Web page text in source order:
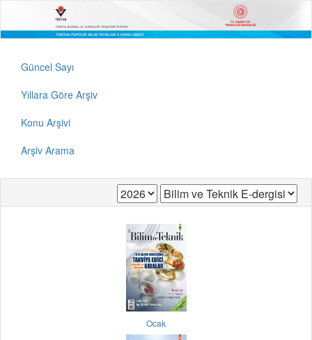
Güncel Sayı
Yıllara Göre Arşiv
Konu Arşivi
Arşiv Arama
Ocak